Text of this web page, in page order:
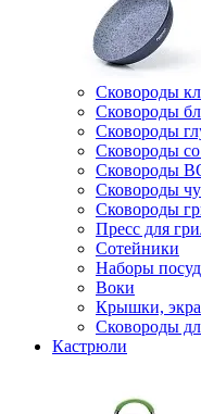
Сковороды
Сковороды
Сковороды
Сковороды
Сковороды
Сковороды
Сковороды
Пресс для
Сотейники
Наборы
Воки
Крышки,
Сковороды
Кастрюли